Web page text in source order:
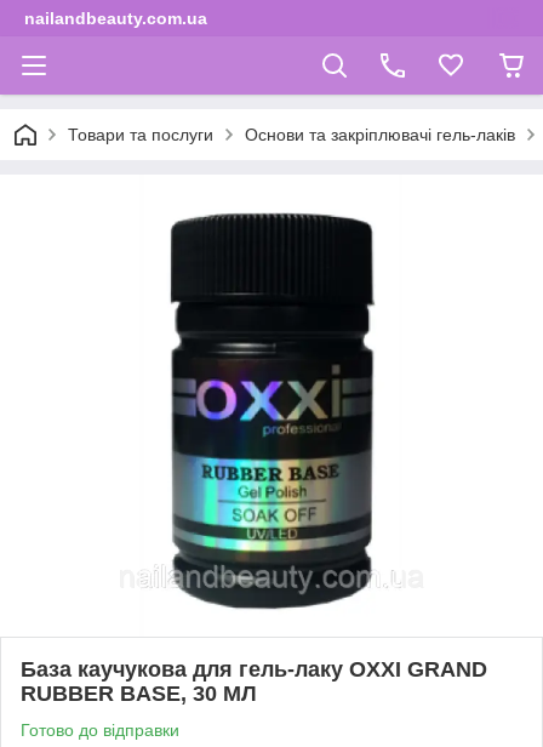
nailandbeauty.com.ua
Товари та послуги Основи та закріплювачі гель-лаків
База каучукова для гель-лаку OXXI GRAND
RUBBER BASE, 30 МЛ
Готово до відправки